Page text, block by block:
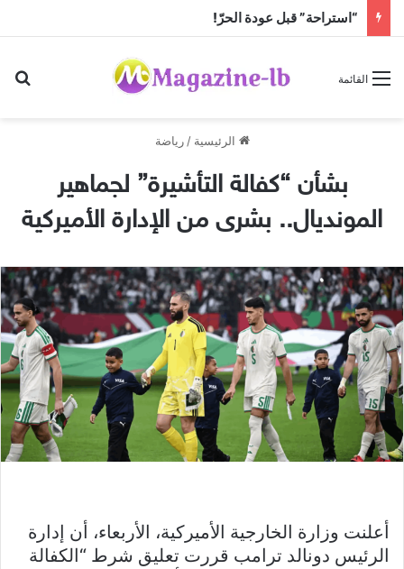
“استراحة” قبل عودة الحرّ!
القائمة
الرئيسية / رياضة
بشأن “كفالة التأشيرة” لجماهير
المونديال.. بشرى من الإدارة الأميركية
أعلنت وزارة الخارجية الأميركية، الأربعاء، أن إدارة
الرئيس دونالد ترامب قررت تعليق شرط “الكفالة